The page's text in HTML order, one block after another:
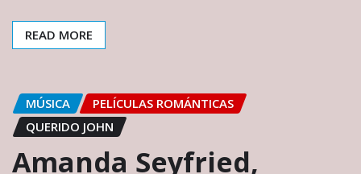
READ MORE
MÚSICA
PELÍCULAS ROMÁNTICAS
QUERIDO JOHN
Amanda Seyfried,